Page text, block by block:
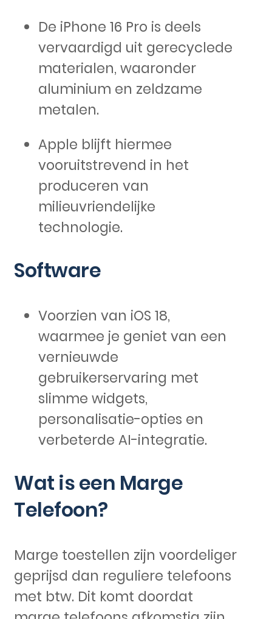
De iPhone 16 Pro is deels
vervaardigd uit gerecyclede
materialen, waaronder
aluminium en zeldzame
metalen.
Apple blijft hiermee
vooruitstrevend in het
produceren van
milieuvriendelijke
technologie.
Software
Voorzien van iOS 18,
waarmee je geniet van een
vernieuwde
gebruikerservaring met
slimme widgets,
personalisatie-opties en
verbeterde AI-integratie.
Wat is een Marge
Telefoon?
Marge toestellen zijn voordeliger
geprijsd dan reguliere telefoons
met btw. Dit komt doordat